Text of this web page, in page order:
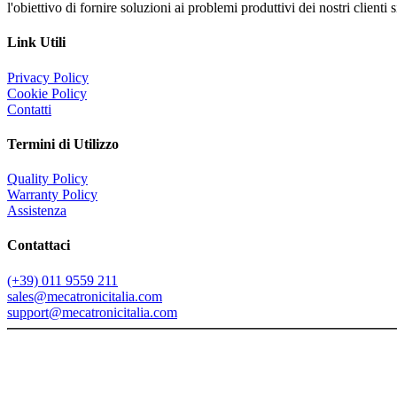
l'obiettivo di fornire soluzioni ai problemi produttivi dei nostri clienti
Link Utili
Privacy Policy
Cookie Policy
Contatti
Termini di Utilizzo
Quality Policy
Warranty Policy
Assistenza
Contattaci
(+39) 011 9559 211
sales@mecatronicitalia.com
support@mecatronicitalia.com